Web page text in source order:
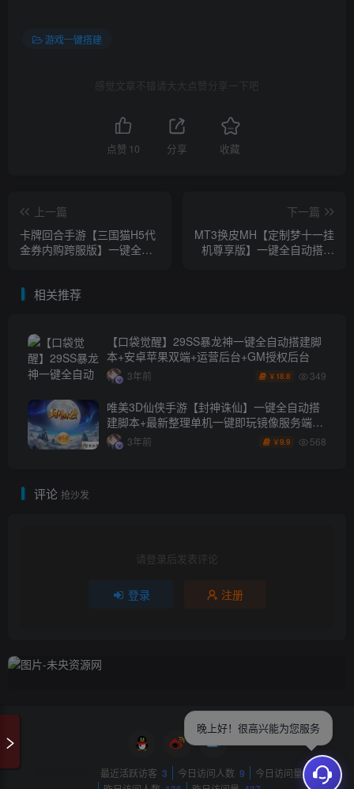
游戏一键搭建
感觉文章不错请大大点赞分享一下吧
点赞 10 分享 收藏
上一篇
卡牌回合手游【三国猫H5代
金券内购跨服版】一键全自
下一篇
MT3换皮MH【定制梦十一挂
机尊享版】一键全自动搭建
相关推荐
【口袋觉醒】29SS暴龙神一键全自动搭建脚
本+安卓苹果双端+运营后台+GM授权后台
3年前 ￥ 18.8 349
唯美3D仙侠手游【封神诛仙】一键全自动搭
建脚本+最新整理单机一键即玩镜像服务端
+Linux手工服务端+安卓苹果双端+GM授权后
台+详细搭建教程
3年前 ￥9.9 568
评论 抢沙发
请登录后发表评论
登录 注册
最近活跃访客 3 今日访问人数 9 今日访问量 72
晚上好！很高兴能为您服务